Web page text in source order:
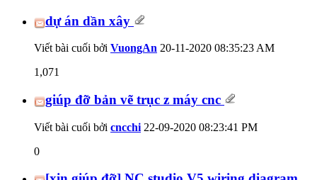
dự án dần xây
Viết bài cuối bởi VuongAn 20-11-2020 08:35:23 AM
1,071
giúp đỡ bản vẽ trục z máy cnc
Viết bài cuối bởi cncchi 22-09-2020 08:23:41 PM
0